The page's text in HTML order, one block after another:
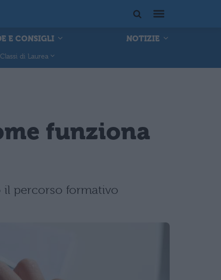
E CONSIGLI NOTIZIE
Classi di Laurea
funziona
percorso formativo